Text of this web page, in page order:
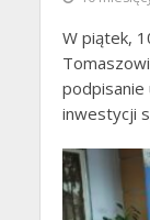
W piątek,
podpisanie
inwestycji